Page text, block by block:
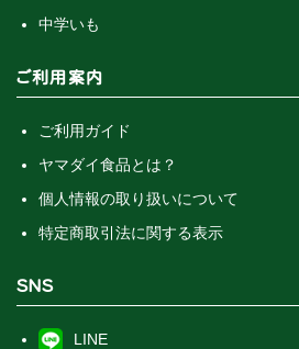
中学いも
ご利用案内
ご利用ガイド
ヤマダイ食品とは？
個人情報の取り扱いについて
特定商取引法に関する表示
SNS
LINE